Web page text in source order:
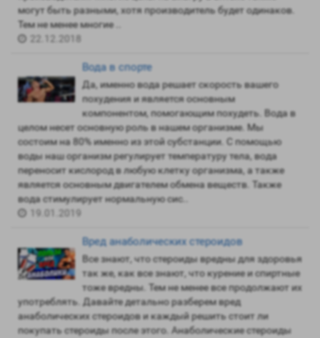
могут быть разными, хотя производитель будет одинаков.
Тем не менее многие ..
22.12.2018
Вода в спорте
Да, именно вода решает скорость вашего
похудения и является основным
компонентом, помогающим похудеть. Вода в
целом несет основную роль в нашем организме. Мы
состоим на 80% именно из этой субстанции. С помощью
воды наш организм регулирует температуру тела, вода
переносит кислород в любую клетку организма, а также
является основным двигателем обмена веществ. Также
вода стимулирует нормальную сис..
19.01.2019
Вред анаболических стероидов
Все знают, что стероиды вредны для здоровья
так же, как все знают, что курение и спиртные
тоже вредны. Тем не менее все продолжают их
употреблять. Давайте детально разберем вред
анаболических стероидов и каждый решить стоит ли
покупать стероиды после этого. Анаболические стероиды